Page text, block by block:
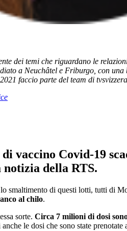
dei temi che riguardano le
a Neuchâtel e Friburgo, con
faccio parte del team di
di vaccino Covid-19
notizia della RTS.
smaltimento di questi lotti, tutti di
al chilo.
sorte. Circa 7 milioni di dosi
le dosi che sono state